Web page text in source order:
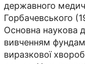
державного
Горбачевського
Основна наукова
вивченням
виразкової